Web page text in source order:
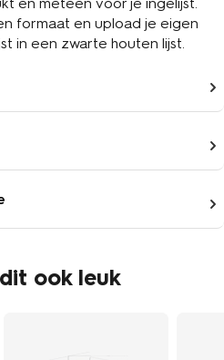
formaat en upload je eigen
in een zwarte houten lijst.
ook leuk